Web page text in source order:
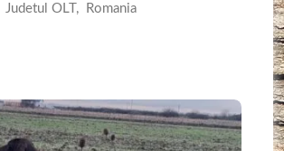
Judetul OLT, Romania